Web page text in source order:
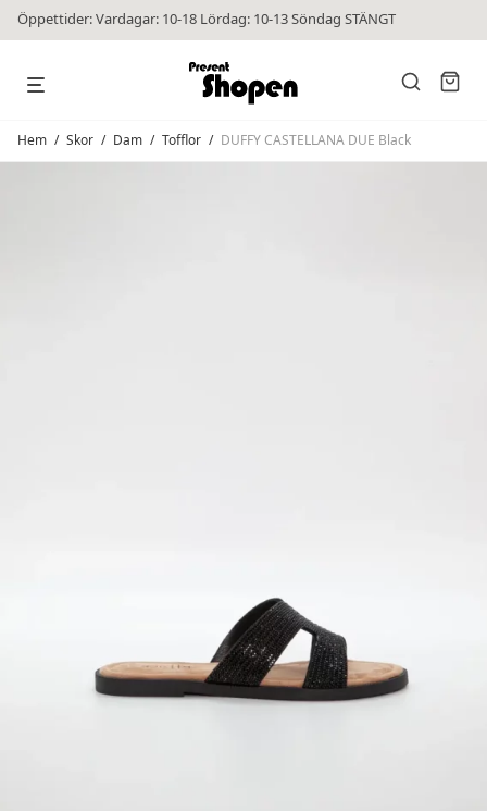
Öppettider: Vardagar: 10-18 Lördag: 10-13 Söndag STÄNGT
Hem / Skor / Dam / Tofflor / DUFFY CASTELLANA DUE Black